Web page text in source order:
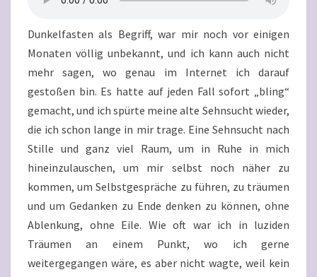
Dunkelfasten als Begriff, war mir noch vor einigen
Monaten völlig unbekannt, und ich kann auch nicht
mehr sagen, wo genau im Internet ich darauf
gestoßen bin. Es hatte auf jeden Fall sofort „bling“
gemacht, und ich spürte meine alte Sehnsucht wieder,
die ich schon lange in mir trage. Eine Sehnsucht nach
Stille und ganz viel Raum, um in Ruhe in mich
hineinzulauschen, um mir selbst noch näher zu
kommen, um Selbstgespräche zu führen, zu träumen
und um Gedanken zu Ende denken zu können, ohne
Ablenkung, ohne Eile. Wie oft war ich in luziden
Träumen an einem Punkt, wo ich gerne
weitergegangen wäre, es aber nicht wagte, weil kein